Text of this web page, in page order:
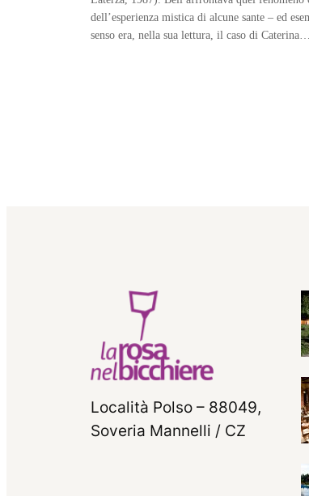
dell’esperienza mistica di alcune sante – ed
senso era, nella sua lettura, il caso di Caterina…
Località Polso – 88049,
Soveria Mannelli / CZ